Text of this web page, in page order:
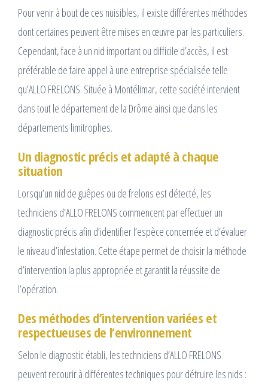
Pour venir à bout de ces nuisibles, il existe différentes méthodes
dont certaines peuvent être mises en œuvre par les particuliers.
Cependant, face à un nid important ou difficile d’accès, il est
préférable de faire appel à une entreprise spécialisée telle
qu’ALLO FRELONS. Située à Montélimar, cette société intervient
dans tout le département de la Drôme ainsi que dans les
départements limitrophes.
Un diagnostic précis et adapté à chaque
situation
Lorsqu’un nid de guêpes ou de frelons est détecté, les
techniciens d’ALLO FRELONS commencent par effectuer un
diagnostic précis afin d’identifier l’espèce concernée et d’évaluer
le niveau d’infestation. Cette étape permet de choisir la méthode
d’intervention la plus appropriée et garantit la réussite de
l’opération.
Des méthodes d’intervention variées et
respectueuses de l’environnement
Selon le diagnostic établi, les techniciens d’ALLO FRELONS
peuvent recourir à différentes techniques pour détruire les nids :